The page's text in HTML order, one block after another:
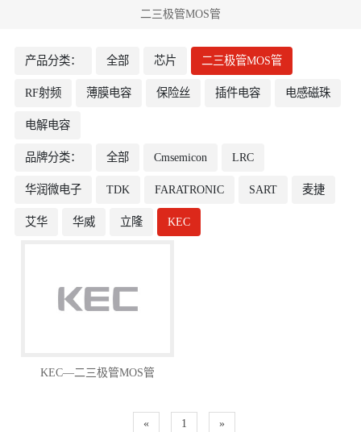
二三极管MOS管
产品分类： 全部 芯片 二三极管MOS管
RF射频 薄膜电容 保险丝 插件电容 电感磁珠
电解电容
品牌分类： 全部 Cmsemicon LRC
华润微电子 TDK FARATRONIC SART 麦捷
艾华 华威 立隆 KEC
KEC—二三极管MOS管
« 1 »